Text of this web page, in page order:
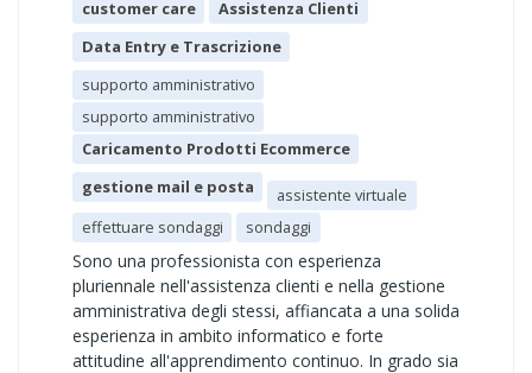
customer care
Assistenza Clienti
Data Entry e Trascrizione
supporto amministrativo
supporto amministrativo
Caricamento Prodotti Ecommerce
gestione mail e posta
assistente virtuale
effettuare sondaggi
sondaggi
Sono una professionista con esperienza
pluriennale nell'assistenza clienti e nella gestione
amministrativa degli stessi, affiancata a una solida
esperienza in ambito informatico e forte
attitudine all'apprendimento continuo. In grado sia